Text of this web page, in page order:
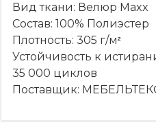
Вид ткани: Велюр Maxx
Состав: 100% Полиэстер
Плотность: 305 г/м²
Устойчивость к
35 000 циклов
Поставщик: